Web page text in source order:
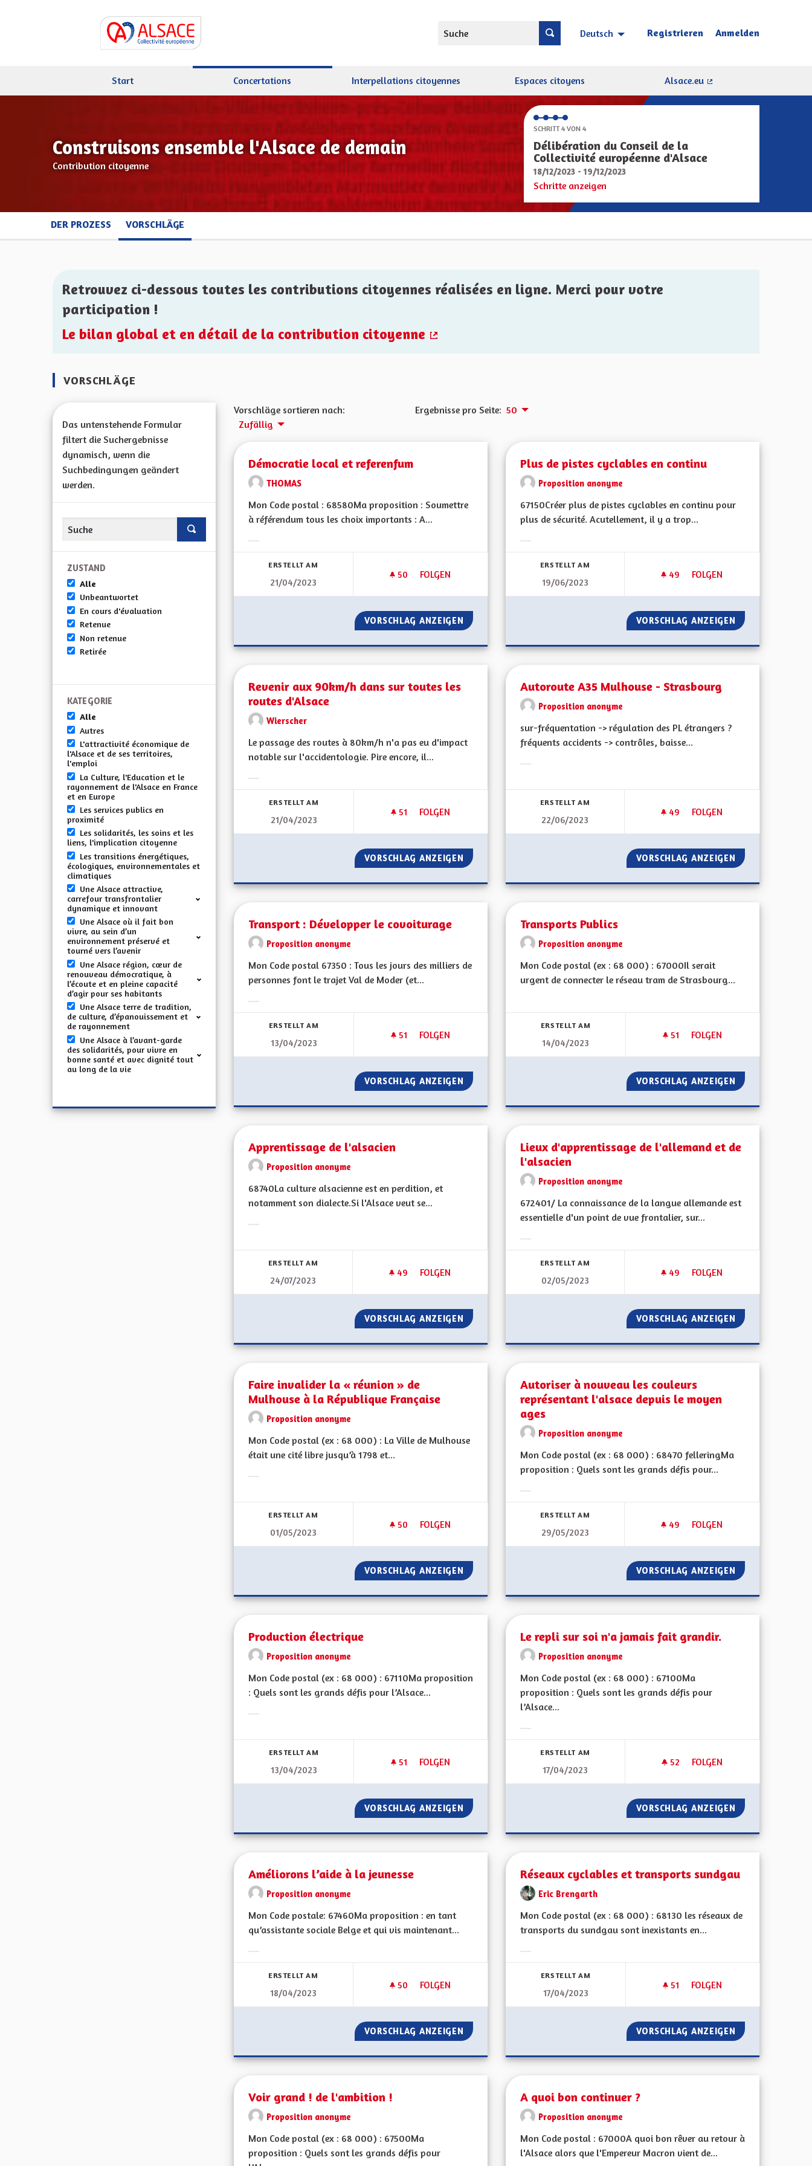
Suche Deutsch Choisir la langue Sprache wählen
Registrieren Anmelden
Start Concertations Interpellations citoyennes Espaces citoyens
Alsace.eu
Construisons ensemble l'Alsace de demain
Contribution citoyenne
SCHRITT 4 VON 4
Délibération du Conseil de la
Collectivité européenne d'Alsace
18/12/2023 - 19/12/2023
Schritte anzeigen
DER PROZESS VORSCHLÄGE
Retrouvez ci-dessous toutes les contributions citoyennes réalisées en ligne. Merci pour votre
participation !
Le bilan global et en détail de la contribution citoyenne
VORSCHLÄGE
Das untenstehende Formular
filtert die Suchergebnisse
dynamisch, wenn die
Suchbedingungen geändert
werden.
ZUSTAND
Alle
Unbeantwortet
En cours d'évaluation
Retenue
Non retenue
Retirée
KATEGORIE
Alle
Autres
L'attractivité économique de
l'Alsace et de ses territoires,
l'emploi
La Culture, l'Education et le
rayonnement de l'Alsace en France
et en Europe
Les services publics en
proximité
Les solidarités, les soins et les
liens, l'implication citoyenne
Les transitions énergétiques,
écologiques, environnementales et
climatiques
Une Alsace attractive,
carrefour transfrontalier
dynamique et innovant
Une Alsace où il fait bon
vivre, au sein d’un
environnement préservé et
tourné vers l’avenir
Une Alsace région, cœur de
renouveau démocratique, à
l’écoute et en pleine capacité
d’agir pour ses habitants
Une Alsace terre de tradition,
de culture, d’épanouissement et
de rayonnement
Une Alsace à l’avant-garde
des solidarités, pour vivre en
bonne santé et avec dignité tout
au long de la vie
Vorschläge sortieren nach:
Zufällig
Ergebnisse pro Seite: 50
Démocratie local et referenfum
THOMAS
Mon Code postal : 68580Ma proposition : Soumettre
à référendum tous les choix importants : A...
ERSTELLT AM
21/04/2023
50 50 FOLLOWER
FOLGEN
DÉMOCRATIE LOCAL ET REFERENFUM
VORSCHLAG ANZEIGEN DÉMOCRATIE LOCAL ET REFERENFUM
Plus de pistes cyclables en continu
Proposition anonyme
67150Créer plus de pistes cyclables en continu pour
plus de sécurité. Acutellement, il y a trop...
ERSTELLT AM
19/06/2023
49 49 FOLLOWER
FOLGEN
PLUS DE PISTES CYCLABLES
VORSCHLAG ANZEIGEN PLUS DE PISTES
Revenir aux 90km/h dans sur toutes les
routes d'Alsace
Wierscher
Le passage des routes à 80km/h n'a pas eu d'impact
notable sur l'accidentologie. Pire encore, il...
ERSTELLT AM
21/04/2023
51 51 FOLLOWER
FOLGEN
REVENIR AUX 90KM/H DANS SUR TOUTES LES ROUTES D'ALSACE
VORSCHLAG ANZEIGEN REVENIR AUX 90KM/H DANS SUR TOUTES LES ROUTES D'ALSACE
Autoroute A35 Mulhouse - Strasbourg
Proposition anonyme
sur-fréquentation -> régulation des PL étrangers ?
fréquents accidents -> contrôles, baisse...
ERSTELLT AM
22/06/2023
49 49 FOLLOWER
FOLGEN
AUTOROUTE A35
VORSCHLAG ANZEIGEN AUTOROUTE
Transport : Développer le covoiturage
Proposition anonyme
Mon Code postal 67350 : Tous les jours des milliers de
personnes font le trajet Val de Moder (et...
ERSTELLT AM
13/04/2023
51 51 FOLLOWER
FOLGEN
TRANSPORT : DÉVELOPPER LE COVOITURAGE
VORSCHLAG ANZEIGEN TRANSPORT : DÉVELOPPER LE COVOITURAGE
Transports Publics
Proposition anonyme
Mon Code postal (ex : 68 000) : 67000Il serait
urgent de connecter le réseau tram de Strasbourg...
ERSTELLT AM
14/04/2023
51 51 FOLLOWER
FOLGEN
TRANSPORTS PUBLICS
VORSCHLAG ANZEIGEN TRANSPORTS
Apprentissage de l'alsacien
Proposition anonyme
68740La culture alsacienne est en perdition, et
notamment son dialecte.Si l'Alsace veut se...
ERSTELLT AM
24/07/2023
49 49 FOLLOWER
FOLGEN
APPRENTISSAGE DE L'ALSACIEN
VORSCHLAG ANZEIGEN APPRENTISSAGE DE L'ALSACIEN
Lieux d'apprentissage de l'allemand et de
l'alsacien
Proposition anonyme
672401/ La connaissance de la langue allemande est
essentielle d'un point de vue frontalier, sur...
ERSTELLT AM
02/05/2023
49 49 FOLLOWER
FOLGEN
LIEUX D'APPRENTISSAGE DE
VORSCHLAG ANZEIGEN LIEUX
Faire invalider la « réunion » de
Mulhouse à la République Française
Proposition anonyme
Mon Code postal (ex : 68 000) : La Ville de Mulhouse
était une cité libre jusqu’à 1798 et...
ERSTELLT AM
01/05/2023
50 50 FOLLOWER
FOLGEN
FAIRE INVALIDER LA « RÉUNION » DE MULHOUSE À LA RÉPUBLIQUE FRANÇAISE
VORSCHLAG ANZEIGEN FAIRE INVALIDER LA « RÉUNION » DE MULHOUSE À LA RÉPUBLIQUE FRANÇAISE
Autoriser à nouveau les couleurs
représentant l'alsace depuis le moyen
ages
Proposition anonyme
Mon Code postal (ex : 68 000) : 68470 felleringMa
proposition : Quels sont les grands défis pour...
ERSTELLT AM
29/05/2023
49 49 FOLLOWER
FOLGEN
AUTORISER À NOUVEAU LES
VORSCHLAG ANZEIGEN AUTORISER À
Production électrique
Proposition anonyme
Mon Code postal (ex : 68 000) : 67110Ma proposition
: Quels sont les grands défis pour l’Alsace...
ERSTELLT AM
13/04/2023
51 51 FOLLOWER
FOLGEN
PRODUCTION ÉLECTRIQUE
VORSCHLAG ANZEIGEN PRODUCTION ÉLECTRIQUE
Le repli sur soi n'a jamais fait grandir.
Proposition anonyme
Mon Code postal (ex : 68 000) : 67100Ma
proposition : Quels sont les grands défis pour
l’Alsace...
ERSTELLT AM
17/04/2023
52 52 FOLLOWER
FOLGEN
LE REPLI SUR SOI N'A JAMAIS
VORSCHLAG ANZEIGEN LE REPLI SUR
Améliorons l’aide à la jeunesse
Proposition anonyme
Mon Code postale: 67460Ma proposition : en tant
qu’assistante sociale Belge et qui vis maintenant...
ERSTELLT AM
18/04/2023
50 50 FOLLOWER
FOLGEN
AMÉLIORONS L’AIDE À LA JEUNESSE
VORSCHLAG ANZEIGEN AMÉLIORONS L’AIDE À LA JEUNESSE
Réseaux cyclables et transports sundgau
Eric Brengarth
Mon Code postal (ex : 68 000) : 68130 les réseaux de
transports du sundgau sont inexistants en...
ERSTELLT AM
17/04/2023
51 51 FOLLOWER
FOLGEN
RÉSEAUX CYCLABLES ET
VORSCHLAG ANZEIGEN RÉSEAUX
Voir grand ! de l'ambition !
Proposition anonyme
Mon Code postal (ex : 68 000) : 67500Ma
proposition : Quels sont les grands défis pour
A quoi bon continuer ?
Proposition anonyme
Mon Code postal : 67000A quoi bon rêver au retour à
l'Alsace alors que l'Empereur Macron vient de...